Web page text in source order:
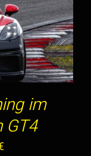
im
GT4